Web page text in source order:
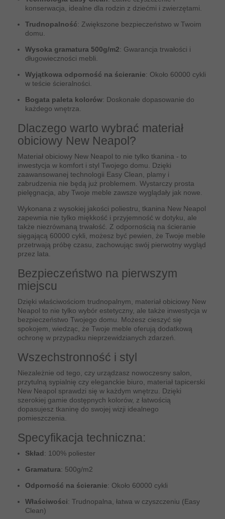
konserwacja, idealne dla rodzin z dziećmi i zwierzętami.
Trudnopalność: Zwiększone bezpieczeństwo w Twoim
domu.
Wysoka gramatura 500g/m2: Gwarancja trwałości i
długowieczności mebli.
Wyjątkowa odporność na ścieranie: Około 60000 cykli
w teście ścieralności.
Bogata paleta kolorów: Doskonałe dopasowanie do
każdego wnętrza.
Dlaczego warto wybrać materiał
obiciowy New Neapol?
Materiał obiciowy New Neapol to nie tylko tkanina - to
inwestycja w komfort i styl Twojego domu. Dzięki
zaawansowanej technologii Easy Clean, plamy i
zabrudzenia nie będą już problemem. Wystarczy prosta
pielęgnacja, aby Twoje meble zawsze wyglądały jak nowe.
Wykonana z wysokiej jakości poliestru, tkanina New Neapol
zapewnia nie tylko miękkość i przyjemność w dotyku, ale
także niezrównaną trwałość. Z odpornością na ścieranie
sięgającą 60000 cykli, możesz być pewien, że Twoje meble
przetrwają próbę czasu, zachowując swój pierwotny wygląd
przez lata.
Bezpieczeństwo na pierwszym
miejscu
Dzięki właściwościom trudnopalnym, materiał obiciowy New
Neapol to nie tylko wybór estetyczny, ale także inwestycja w
bezpieczeństwo Twojego domu. Możesz cieszyć się
spokojem, wiedząc, że Twoje meble oferują dodatkową
ochronę w przypadku nieprzewidzianych zdarzeń.
Wszechstronność i styl
Niezależnie od tego, czy urządzasz nowoczesny salon,
przytulną sypialnię czy eleganckie biuro, materiał tapicerski
New Neapol sprawdzi się w każdym wnętrzu. Dzięki
szerokiej gamie dostępnych kolorów, z łatwością
dopasujesz tkaninę do swojej wizji idealnego
pomieszczenia.
Specyfikacja techniczna:
Skład: 100% poliester
Gramatura: 500g/m2
Odporność na ścieranie: Około 60000 cykli
Właściwości: Trudnopalna, łatwa w czyszczeniu (Easy
Clean)